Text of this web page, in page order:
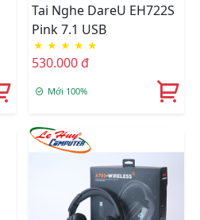
Tai Nghe DareU EH722S
Pink 7.1 USB
★ ★ ★ ★ ★
530.000 đ
Mới 100%